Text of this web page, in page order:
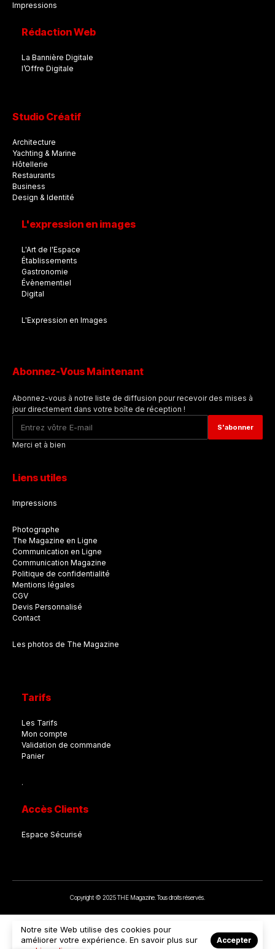
Impressions
Rédaction Web
La Bannière Digitale
l’Offre Digitale
Studio Créatif
Architecture
Yachting & Marine
Hôtellerie
Restaurants
Business
Design & Identité
L'expression en images
L'Art de l'Espace
Établissements
Gastronomie
Évènementiel
Digital
L'Expression en Images
Abonnez-Vous Maintenant
Abonnez-vous à notre liste de diffusion pour recevoir des mises à
jour directement dans votre boîte de réception !
Merci et à bien
Liens utiles
Impressions
Photographe
The Magazine en Ligne
Communication en Ligne
Communication Magazine
Politique de confidentialité
Mentions légales
CGV
Devis Personnalisé
Contact
Les photos de The Magazine
Tarifs
Les Tarifs
Mon compte
Validation de commande
Panier
.
Accès Clients
Espace Sécurisé
Copyright © 2025 THE Magazine. Tous droits réservés.
Notre site Web utilise des cookies pour
améliorer votre expérience. En savoir plus sur
Accepter